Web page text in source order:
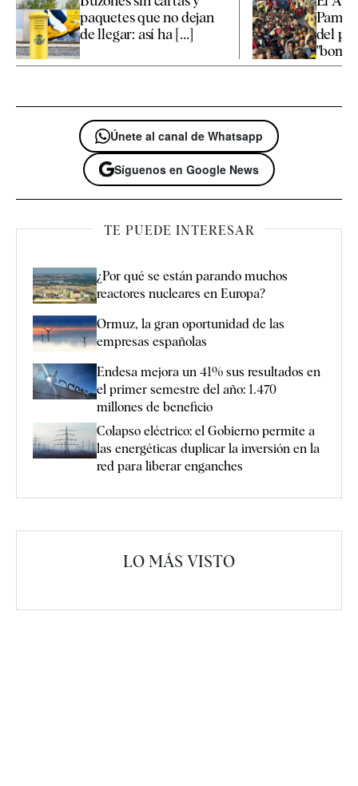
paquetes que no dejan
de llegar: así ha [...]
del
Únete al canal de Whatsapp
Síguenos en Google News
TE PUEDE INTERESAR
¿Por qué se están parando muchos
reactores nucleares en Europa?
Ormuz, la gran oportunidad de las
empresas españolas
Endesa mejora un 41% sus resultados en
el primer semestre del año: 1.470
millones de beneficio
Colapso eléctrico: el Gobierno permite a
las energéticas duplicar la inversión en la
red para liberar enganches
LO MÁS VISTO